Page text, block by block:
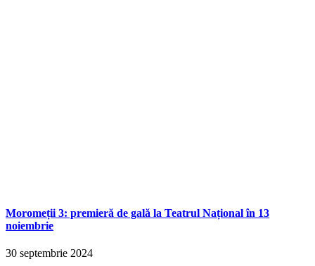
Moromeții 3: premieră de gală la Teatrul Național în 13
noiembrie
30 septembrie 2024